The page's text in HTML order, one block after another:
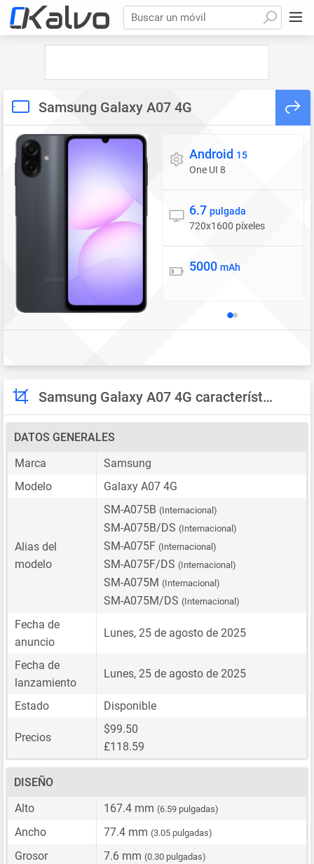
Buscar un móvil
Samsung Galaxy A07 4G
Sistema operativo
Android 15
One UI 8
Pantalla
6.7 pulgada
720x1600 píxeles
Batería
5000 mAh
Samsung Galaxy A07 4G características
DATOS GENERALES
Marca
Samsung
Modelo
Galaxy A07 4G
Alias del
modelo
SM-A075B (Internacional)
SM-A075B/DS (Internacional)
SM-A075F (Internacional)
SM-A075F/DS (Internacional)
SM-A075M (Internacional)
SM-A075M/DS (Internacional)
Fecha de
anuncio
Lunes, 25 de agosto de 2025
Fecha de
lanzamiento
Lunes, 25 de agosto de 2025
Estado Disponible
Precios
$99.50
£118.59
DISEÑO
Alto
167.4 mm (6.59 pulgadas)
Ancho 77.4 mm (3.05 pulgadas)
Grosor 7.6 mm (0.30 pulgadas)